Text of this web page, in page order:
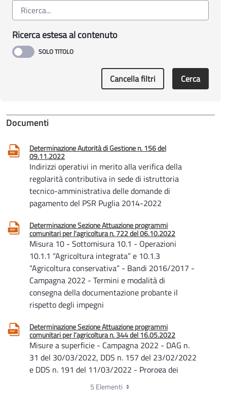
Ricerca estesa al contenuto
Cancella filtri Cerca
Documenti
Determinazione Autorità di Gestione n. 156 del
09.11.2022
Indirizzi operativi in merito alla verifica della
regolarità contributiva in sede di istruttoria
tecnico-amministrativa delle domande di
pagamento del PSR Puglia 2014-2022
Determinazione Sezione Attuazione programmi
comunitari per l'agricoltura n. 722 del 06.10.2022
Misura 10 - Sottomisura 10.1 - Operazioni
10.1.1 “Agricoltura integrata” e 10.1.3
“Agricoltura conservativa” - Bandi 2016/2017 -
Campagna 2022 - Termini e modalità di
consegna della documentazione probante il
rispetto degli impegni
Determinazione Sezione Attuazione programmi
comunitari per l’agricoltura n. 344 del 16.05.2022
Misure a superficie - Campagna 2022 - DAG n.
31 del 30/03/2022, DDS n. 157 del 23/02/2022
e DDS n. 191 del 11/03/2022 - Proroga dei
termini per la presentazione delle domande e
5 Elementi